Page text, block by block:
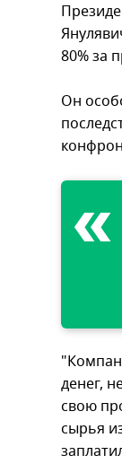
80% за
Он
денег,
свою
сырья